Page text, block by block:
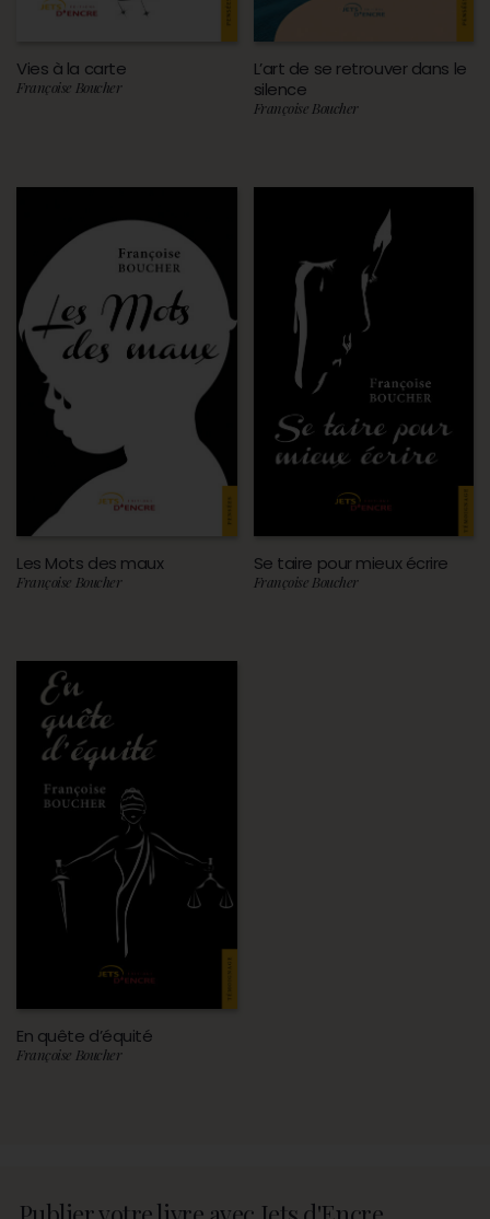
Vies à la carte
Françoise Boucher
L’art de se retrouver dans le
silence
Françoise Boucher
Les Mots des maux
Françoise Boucher
Se taire pour mieux écrire
Françoise Boucher
En quête d’équité
Françoise Boucher